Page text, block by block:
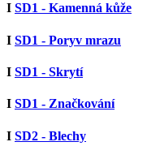
I SD1 - Kamenná kůže
I SD1 - Poryv mrazu
I SD1 - Skrytí
I SD1 - Značkování
I SD2 - Blechy